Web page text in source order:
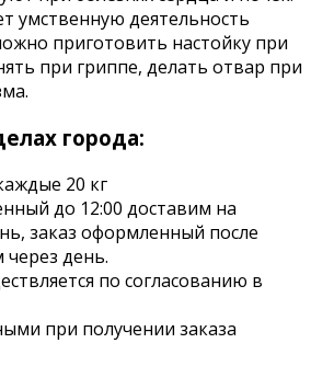
умственную деятельность
приготовить настойку при
при гриппе, делать отвар при
города:
20 кг
до 12:00 доставим на
заказ оформленный после
через день.
по согласованию в
при получении заказа